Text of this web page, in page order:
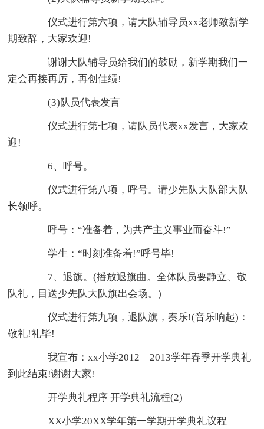
仪式进行第六项，请大队辅导员xx老师致新学
期致辞，大家欢迎!
谢谢大队辅导员给我们的鼓励，新学期我们一
定会再接再厉，再创佳绩!
(3)队员代表发言
仪式进行第七项，请队员代表xx发言，大家欢
迎!
6、呼号。
仪式进行第八项，呼号。请少先队大队部大队
长领呼。
呼号：“准备着，为共产主义事业而奋斗!”
学生：“时刻准备着!”呼号毕!
7、退旗。(播放退旗曲。全体队员要静立、敬
队礼，目送少先队大队旗出会场。)
仪式进行第九项，退队旗，奏乐!(音乐响起)：
敬礼!礼毕!
我宣布：xx小学2012—2013学年春季开学典礼
到此结束!谢谢大家!
开学典礼程序 开学典礼流程(2)
XX小学20XX学年第一学期开学典礼议程